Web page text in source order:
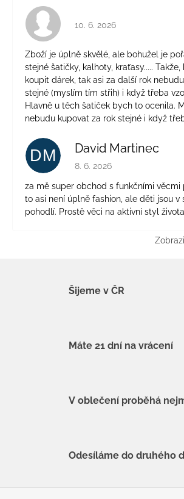
Hodnocení obchodu je 4 z 5
10. 6. 2026
Zboží je úplně skvělé, ale bohužel je
stejné šatičky, kalhoty, kraťasy.....
koupit dárek, tak asi za další rok
stejné (myslím tím střih) i když třeba
Hlavně u těch šatiček bych to ocenila.
nebudu kupovat za rok stejné i když
DM David Martinec
Hodnocení obchodu je 5 z 5
8. 6. 2026
za mě super obchod s funkčními věcmi
to asi není úplně fashion, ale děti jsou v
pohodlí. Prostě věci na aktivní styl
Šijeme v ČR
Máte 21 dní na vrácení
V oblečení proběhá
Odesíláme do druhého